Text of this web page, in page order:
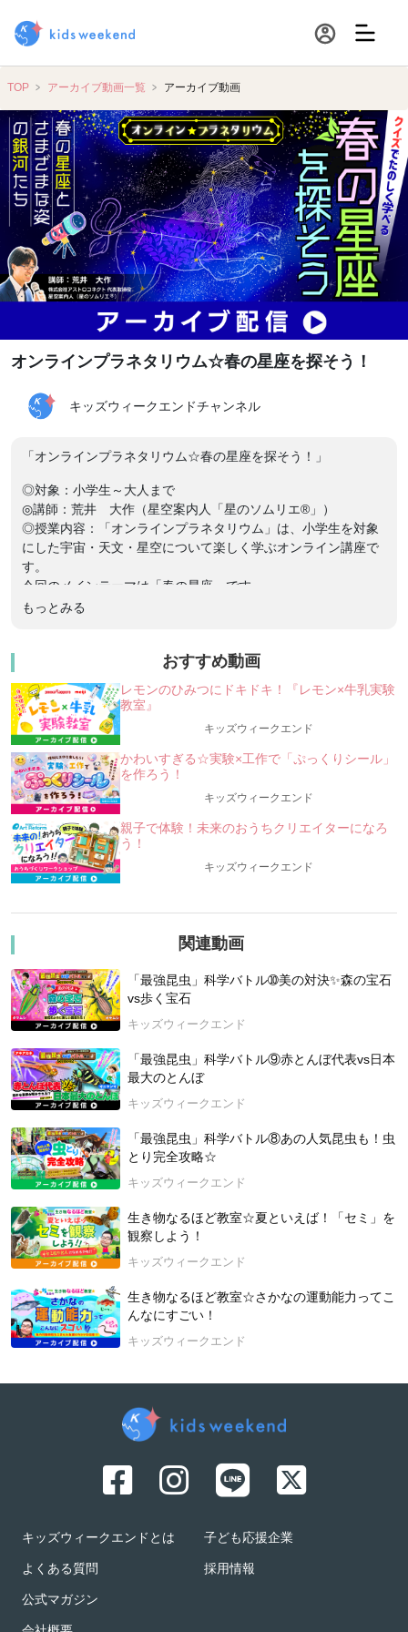
TOP アーカイブ動画一覧 アーカイブ動画
オンラインプラネタリウム☆春の星座を探そう！
キッズウィークエンドチャンネル
「オンラインプラネタリウム☆春の星座を探そう！」
◎対象：小学生～大人まで
◎講師：荒井 大作（星空案内人「星のソムリエ®」）
◎授業内容：「オンラインプラネタリウム」は、小学生を対象
にした宇宙・天文・星空について楽しく学ぶオンライン講座で
す。
今回のメインテーマは「春の星座」です。
今回は春の星座たちを探しながら、そこに隠れるさまざまな姿
【この講座で体験できること】
オンラインプラネタリウムや、星空や宇宙の映像を使って、
宇宙天文・星空について楽しく学ぶオンライン講座です。
クイズを通して、宇宙のことや、宇宙開発、身近な星空につ
いて、
楽しく学ぶ、体感する事が出来ます。
宇宙・天文に関する知識、また「なぜ？」「どうして？」と
いう子どもたちの
「知的好奇心」は、子どもたちの視野を広げ、未来の可能性
を広げる物になります。
この講座を通して、子どもたちの視野・未来が少しでも広が
子どもたちが喜んで、楽しんで、幸せになる事を願って企
画・開催いたします。
【今回の講座概要】
★今日の夜空はどんな星が見られるの？！
★この星の並びは？春の星座を探そう！
★春の夜空に隠れる「さまざまな姿の銀河」たち
★質問コーナー
【講師紹介】
荒井 大作（あらい だいさく） 株式会社アストロコネク
ト 代表取締役
高校生から天文の世界に入り、高校、大学では自作プラネタ
リウム製作、天体写真撮影などを行う。
長年カメラメーカーにてレンズ設計に従事。2019年、宇宙と
人を繋いで感動を届けたいと思い「株式会社アストロコネク
ト」を起業。
2020年 / 2021年 子育て・キッズ部門優秀講座賞 受賞【主
催：ストリートアカデミー】
2021年 スクール賞グランプリ、2022年 先生部門準グランプ
リ、2023年 人気授業賞＆先生賞 入賞【主催：キッズウィー
2024年4月13日 開催
もっとみる
おすすめ動画
レモンのひみつにドキドキ！『レモン×牛乳実験
教室』
キッズウィークエンド
かわいすぎる☆実験×工作で「ぷっくりシール」
を作ろう！
キッズウィークエンド
親子で体験！未来のおうちクリエイターになろ
う！
キッズウィークエンド
関連動画
「最強昆虫」科学バトル➉美の対決✨森の宝石
vs歩く宝石
キッズウィークエンド
「最強昆虫」科学バトル⑨赤とんぼ代表vs日本
最大のとんぼ
キッズウィークエンド
「最強昆虫」科学バトル⑧あの人気昆虫も！虫
とり完全攻略☆
キッズウィークエンド
生き物なるほど教室☆夏といえば！「セミ」を
観察しよう！
キッズウィークエンド
生き物なるほど教室☆さかなの運動能力ってこ
んなにすごい！
キッズウィークエンド
キッズウィークエンドとは
よくある質問
公式マガジン
子ども応援企業
採用情報